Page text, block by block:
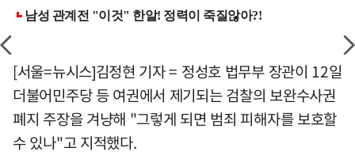
[서울=뉴시스]김정현 기자 = 정성호 법무부 장관이 12일
더불어민주당 등 여권에서 제기되는 검찰의 보완수사권
폐지 주장을 겨냥해 "그렇게 되면 범죄 피해자를 보호할
수 있나"고 지적했다.